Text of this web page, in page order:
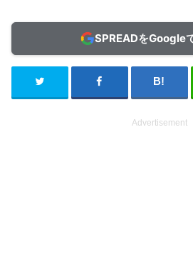
SPREADをGoogle
Advertisement